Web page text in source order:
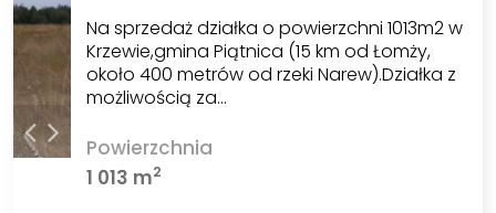
Na sprzedaż działka o powierzchni 1013m2 w
Krzewie,gmina Piątnica (15 km od Łomży,
około 400 metrów od rzeki Narew).Działka z
możliwością za…
Powierzchnia
1 013 m2